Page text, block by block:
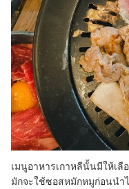
เมนูอาหารเกาหลีนั้นมีให้เ
มักจะใช้ซอสหมักหมูก่อนนำ